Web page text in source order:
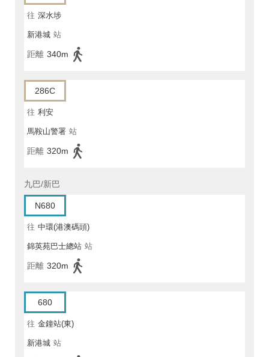
往 深水埗
新港城 站
距離 340m
286C
往 利安
馬鞍山警署 站
距離 320m
九巴/新巴
N680
往 中環(港澳碼頭)
錦英苑巴士總站 站
距離 320m
680
往 金鐘站(東)
新港城 站